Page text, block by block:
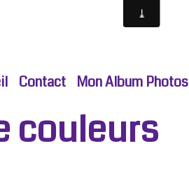
Contact Mon Album Photos
couleurs